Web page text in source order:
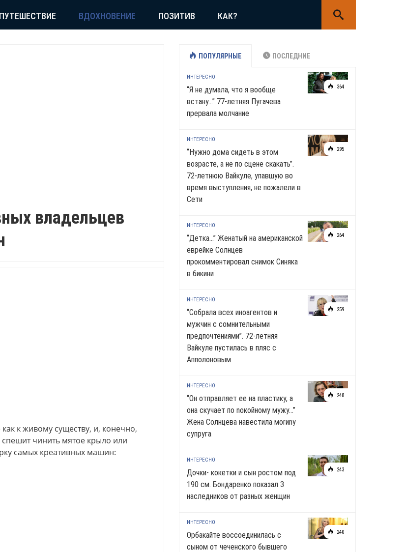
ПУТЕШЕСТВИЕ ВДОХНОВЕНИЕ ПОЗИТИВ КАК?
владельцев
к живому существу, и, конечно,
спешит чинить мятое крыло или
самых креативных машин:
ПОПУЛЯРНЫЕ ПОСЛЕДНИЕ
364
ИНТЕРЕСНО
“Я не думала, что я вообще
встану…” 77-летняя Пугачева
прервала молчание
295
ИНТЕРЕСНО
“Нужно дома сидеть в этом
возрасте, а не по сцене скакать”.
72-летнюю Вайкуле, упавшую во
время выступления, не пожалели в
Сети
264
ИНТЕРЕСНО
“Детка…” Женатый на американской
еврейке Солнцев
прокомментировал снимок Синяка
в 6икини
259
ИНТЕРЕСНО
“Собрала всех иноагентов и
мужчин с сомнительными
предпочтениями”. 72-летняя
Вайкуле пустилась в пляс с
Апполоновым
248
ИНТЕРЕСНО
“Он отправляет ее на пластику, а
она скучает по noкoйномy мужу…”
Жена Солнцева навестила моrиnу
супруга
243
ИНТЕРЕСНО
Дочки- кокетки и сын ростом под
190 см. Бондаренко показал 3
наследников от разных женщин
240
ИНТЕРЕСНО
Орбакайте воссоединилась с
сыном от чеченского бывшего